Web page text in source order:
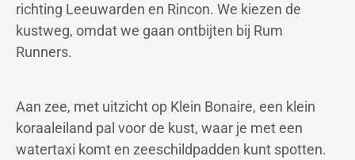
richting Leeuwarden en Rincon. We kiezen de
kustweg, omdat we gaan ontbijten bij Rum
Runners.
Aan zee, met uitzicht op Klein Bonaire, een klein
koraaleiland pal voor de kust, waar je met een
watertaxi komt en zeeschildpadden kunt spotten.